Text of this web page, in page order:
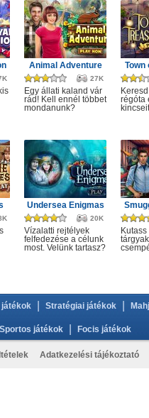
Animal Adventure
27K
Egy állati kaland vár
rád! Kell ennél többet
mondanunk?
Town
régóta
Undersea Enigmas
20K
Vízalatti rejtélyek
felfedezése a célunk
most. Velünk tartasz?
játékok Stratégiai játékok
Sportos játékok Focis játékok
Adatkezelési tájékoztató